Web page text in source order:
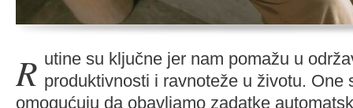
Rutine su ključne jer nam pomažu u održavanju fokusa, produktivnosti i ravnoteže u životu. One
omogućuju da obavljamo zadatke